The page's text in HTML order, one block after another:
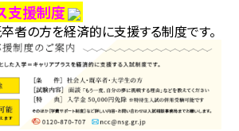
支援制度
者の方を経済的に支援する制度です。